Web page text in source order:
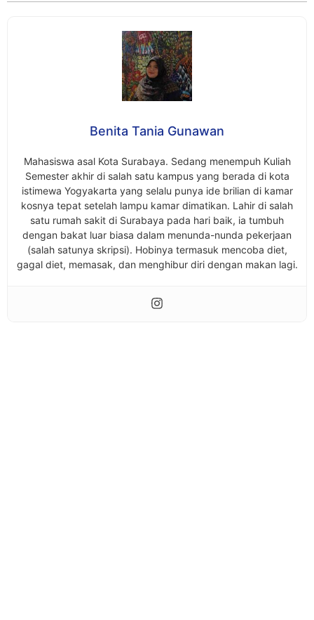
Benita Tania Gunawan
Mahasiswa asal Kota Surabaya. Sedang menempuh Kuliah
Semester akhir di salah satu kampus yang berada di kota
istimewa Yogyakarta yang selalu punya ide brilian di kamar
kosnya tepat setelah lampu kamar dimatikan. Lahir di salah
satu rumah sakit di Surabaya pada hari baik, ia tumbuh
dengan bakat luar biasa dalam menunda-nunda pekerjaan
(salah satunya skripsi). Hobinya termasuk mencoba diet,
gagal diet, memasak, dan menghibur diri dengan makan lagi.